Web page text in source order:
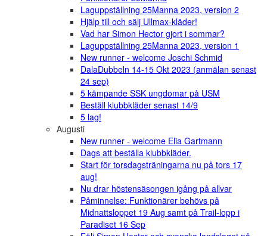
Laguppställning 25Manna 2023, version 2
Hjälp till och sälj Ullmax-kläder!
Vad har Simon Hector gjort i sommar?
Laguppställning 25Manna 2023, version 1
New runner - welcome Joschi Schmid
DalaDubbeln 14-15 Okt 2023 (anmälan senast
24 sep)
5 kämpande SSK ungdomar på USM
Beställ klubbkläder senast 14/9
5 lag!
Augusti
New runner - welcome Elia Gartmann
Dags att beställa klubbkläder.
Start för torsdagsträningarna nu på tors 17
aug!
Nu drar höstensäsongen igång på allvar
Påminnelse: Funktionärer behövs på
Midnattsloppet 19 Aug samt på Trail-lopp i
Paradiset 16 Sep